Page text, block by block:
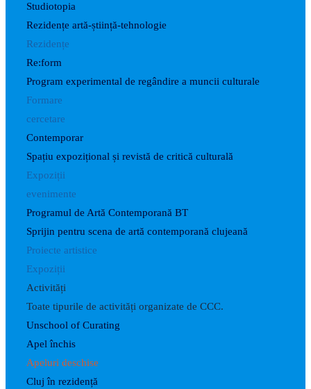
Studiotopia
Rezidențe artă-știință-tehnologie
Rezidențe
Re:form
Program experimental de regândire a muncii culturale
Formare
cercetare
Contemporar
Spațiu expozițional și revistă de critică culturală
Expoziții
evenimente
Programul de Artă Contemporană BT
Sprijin pentru scena de artă contemporană clujeană
Proiecte artistice
Expoziții
Activități
Toate tipurile de activități organizate de CCC.
Unschool of Curating
Apel închis
Apeluri deschise
Cluj în rezidență